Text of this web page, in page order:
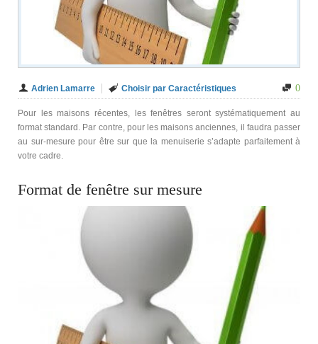
Adrien Lamarre Choisir par Caractéristiques 0
Pour les maisons récentes, les fenêtres seront systématiquement au
format standard. Par contre, pour les maisons anciennes, il faudra passer
au sur-mesure pour être sur que la menuiserie s’adapte parfaitement à
votre cadre.
Format de fenêtre sur mesure